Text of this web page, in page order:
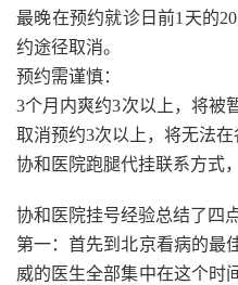
最晚在预约就诊日前1天的
约途径取消。
预约需谨慎：
3个月内爽约3次以上，将被
取消预约3次以上，将无法在
协和医院跑腿代挂联系方式，
协和医院挂号经验总结了四点
第一：首先到北京看病的最
威的医生全部集中在这个时